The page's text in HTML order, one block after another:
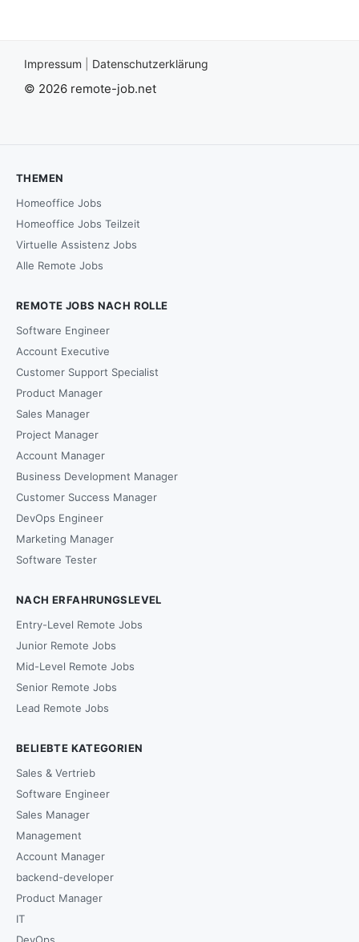
Impressum Datenschutzerklärung
© 2026 remote-job.net
THEMEN
Homeoffice Jobs
Homeoffice Jobs Teilzeit
Virtuelle Assistenz Jobs
Alle Remote Jobs
REMOTE JOBS NACH ROLLE
Software Engineer
Account Executive
Customer Support Specialist
Product Manager
Sales Manager
Project Manager
Account Manager
Business Development Manager
Customer Success Manager
DevOps Engineer
Marketing Manager
Software Tester
NACH ERFAHRUNGSLEVEL
Entry-Level Remote Jobs
Junior Remote Jobs
Mid-Level Remote Jobs
Senior Remote Jobs
Lead Remote Jobs
BELIEBTE KATEGORIEN
Sales & Vertrieb
Software Engineer
Sales Manager
Management
Account Manager
backend-developer
Product Manager
IT
DevOps